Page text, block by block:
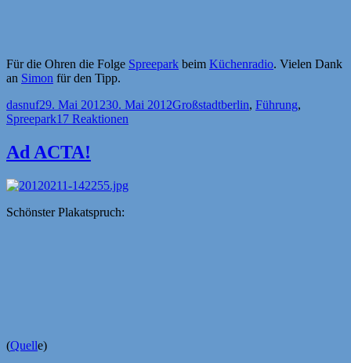
Für die Ohren die Folge Spreepark beim Küchenradio. Vielen Dank
an Simon für den Tipp.
Autor
dasnufVeröffentlicht
am
29. Mai 201230. Mai 2012Kategorien
GroßstadtSchlagwörter
berlin, Führung,
Spreepark17 Reaktionen
Ad ACTA!
Schönster Plakatspruch:
(Quelle)